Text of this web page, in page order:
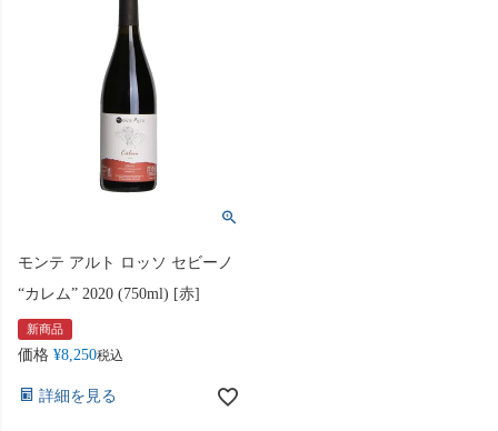
モンテ アルト ロッソ セビーノ
“カレム” 2020 (750ml) [赤]
新商品
価格 ¥8,250税込
詳細を見る